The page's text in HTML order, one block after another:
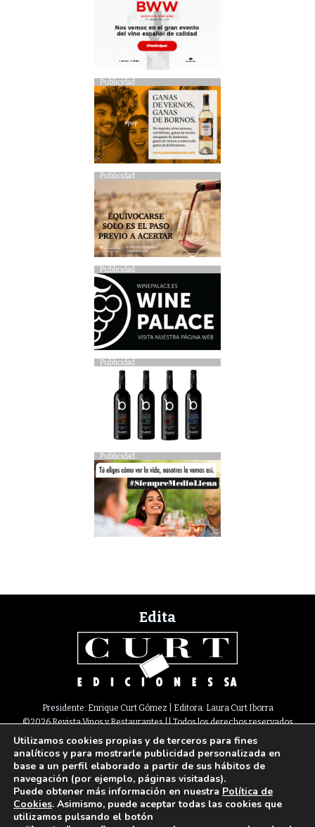
Publicidad
Publicidad
Publicidad
Publicidad
Publicidad
Edita
Presidente: Enrique Curt Gómez | Editora: Laura Curt Iborra
©2026 Revista Vinos y Restaurantes || Todos los derechos reservados
Newsletter Nota legal Política de Cookies Suscripción
Contacto
Paseo de Gracia, 63. 1º 2ª. 08008 Barcelona |933 180 101¦ Fax 933 183 505
Select Language ▼
Utilizamos cookies propias y de terceros para fines
analíticos y para mostrarle publicidad personalizada en
base a un perfil elaborado a partir de sus hábitos de
navegación (por ejemplo, páginas visitadas).
Puede obtener más información en nuestra Política de
Cookies. Asimismo, puede aceptar todas las cookies que
utilizamos pulsando el botón